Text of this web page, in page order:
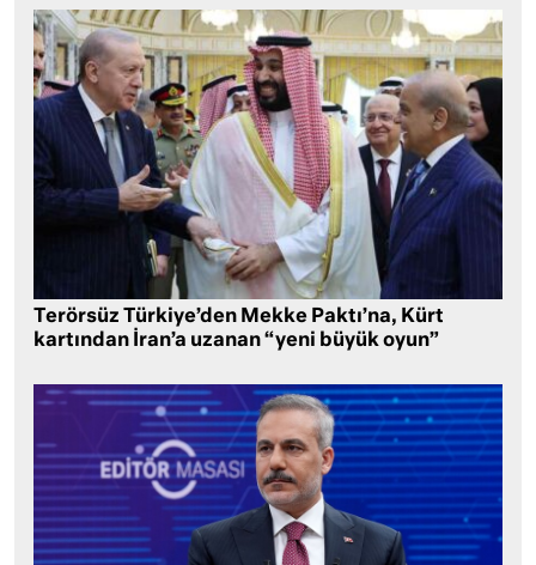
Terörsüz Türkiye’den Mekke Paktı’na, Kürt
kartından İran’a uzanan “yeni büyük oyun”